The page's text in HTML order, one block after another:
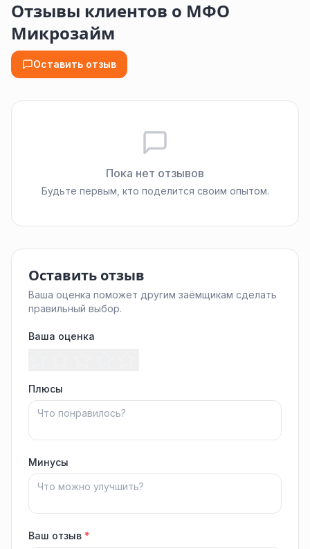
Отзывы клиентов о МФО
Микрозайм
Оставить отзыв
Пока нет отзывов
Будьте первым, кто поделится своим опытом.
Оставить отзыв
Ваша оценка поможет другим заёмщикам сделать
правильный выбор.
Ваша оценка
Плюсы
Минусы
Ваш отзыв *